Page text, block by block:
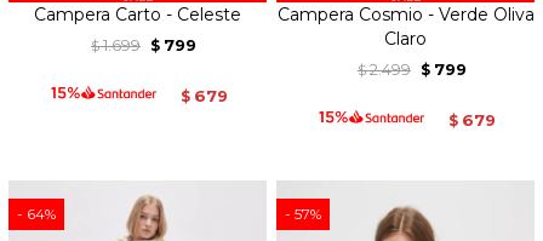
Campera Carto - Celeste
$ 1.699 $ 799
$ 679
Campera Cosmio - Verde Oliva
Claro
$ 2.499 $ 799
$ 679
64 57